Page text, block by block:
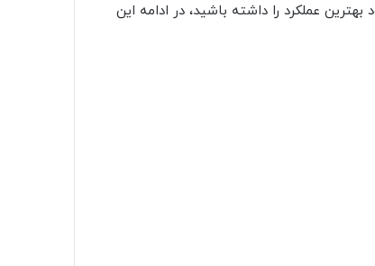
عملکرد را داشته باشید، در ادامه این